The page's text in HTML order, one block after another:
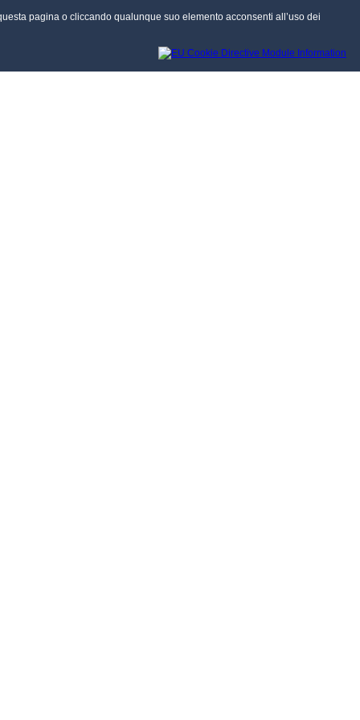
pagina o cliccando qualunque suo elemento acconsenti all’uso dei